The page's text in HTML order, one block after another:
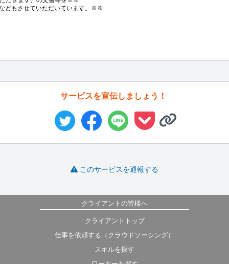
どもさせていただいています。※※
サービスを宣伝しましょう！
このサービスを通報する
クライアントの皆様へ
クライアントトップ
仕事を依頼する（クラウドソーシング）
スキルを探す